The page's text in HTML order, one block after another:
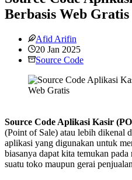
Berbasis Web Gratis
Afid Arifin
20 Jan 2025
Source Code
Source Code Aplikasi Kasir
(Point of Sale) atau lebih dikenal
aplikasi yang digunakan untuk
biasanya dapat kita temukan
suatu toko maupun gerai